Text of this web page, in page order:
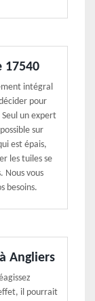
17540
intégral
pour
un expert
sur
est épais,
les tuiles se
Nous vous
besoins.
Angliers
il pourrait